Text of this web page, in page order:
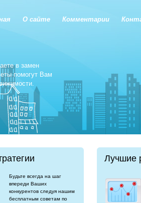
О сайте Комментарии
в замен
помогут Вам
Будьте всегда на шаг
впереди Ваших
конкурентов следуя нашим
бесплатным советам по
Лучшие